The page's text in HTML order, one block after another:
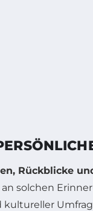
Rückblicke
solchen